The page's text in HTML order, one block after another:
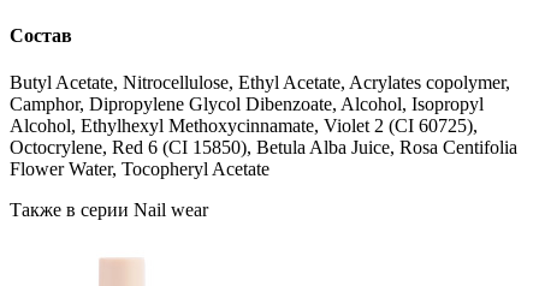
Состав
Butyl Acetate, Nitrocellulose, Ethyl Acetate, Acrylates copolymer,
Camphor, Dipropylene Glycol Dibenzoate, Alcohol, Isopropyl
Alcohol, Ethylhexyl Methoxycinnamate, Violet 2 (CI 60725),
Octocrylene, Red 6 (CI 15850), Betula Alba Juice, Rosa Centifolia
Flower Water, Tocopheryl Acetate
Также в серии Nail wear